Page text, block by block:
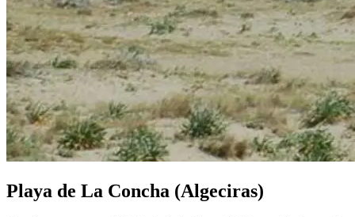
Playa de La Concha (Algeciras)